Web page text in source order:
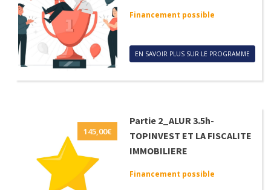
Financement possible
EN SAVOIR PLUS SUR LE PROGRAMME
145,00€
Partie 2_ALUR 3.5h-
TOPINVEST ET LA FISCALITE
IMMOBILIERE
Financement possible